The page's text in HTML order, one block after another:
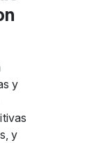
y
y